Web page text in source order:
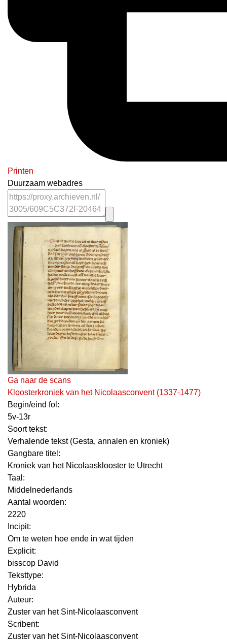
Printen
Duurzaam webadres
Ga naar de scans
Kloosterkroniek van het Nicolaasconvent (1337-1477)
Begin/eind fol:
5v-13r
Soort tekst:
Verhalende tekst (Gesta, annalen en kroniek)
Gangbare titel:
Kroniek van het Nicolaasklooster te Utrecht
Taal:
Middelnederlands
Aantal woorden:
2220
Incipit:
Om te weten hoe ende in wat tijden
Explicit:
bisscop David
Teksttype:
Hybrida
Auteur:
Zuster van het Sint-Nicolaasconvent
Scribent:
Zuster van het Sint-Nicolaasconvent